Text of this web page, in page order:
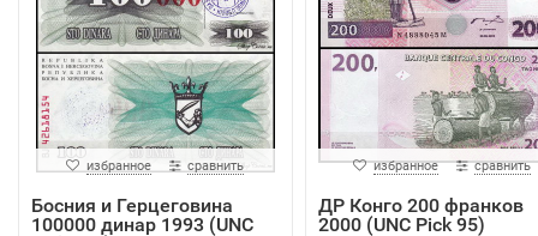
избранное сравнить
Босния и Герцеговина
100000 динар 1993 (UNC
избранное сравнить
ДР Конго 200 франков
2000 (UNC Pick 95)